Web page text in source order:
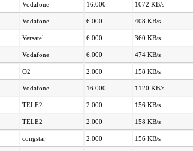
Vodafone 16.000 1072 KB/s
Vodafone 6.000 408 KB/s
Versatel 6.000 360 KB/s
Vodafone 6.000 474 KB/s
O2 2.000 158 KB/s
Vodafone 16.000 1120 KB/s
TELE2 2.000 156 KB/s
TELE2 2.000 158 KB/s
congstar 2.000 156 KB/s